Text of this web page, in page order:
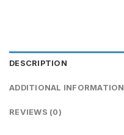
DESCRIPTION
ADDITIONAL INFORMATION
REVIEWS (0)